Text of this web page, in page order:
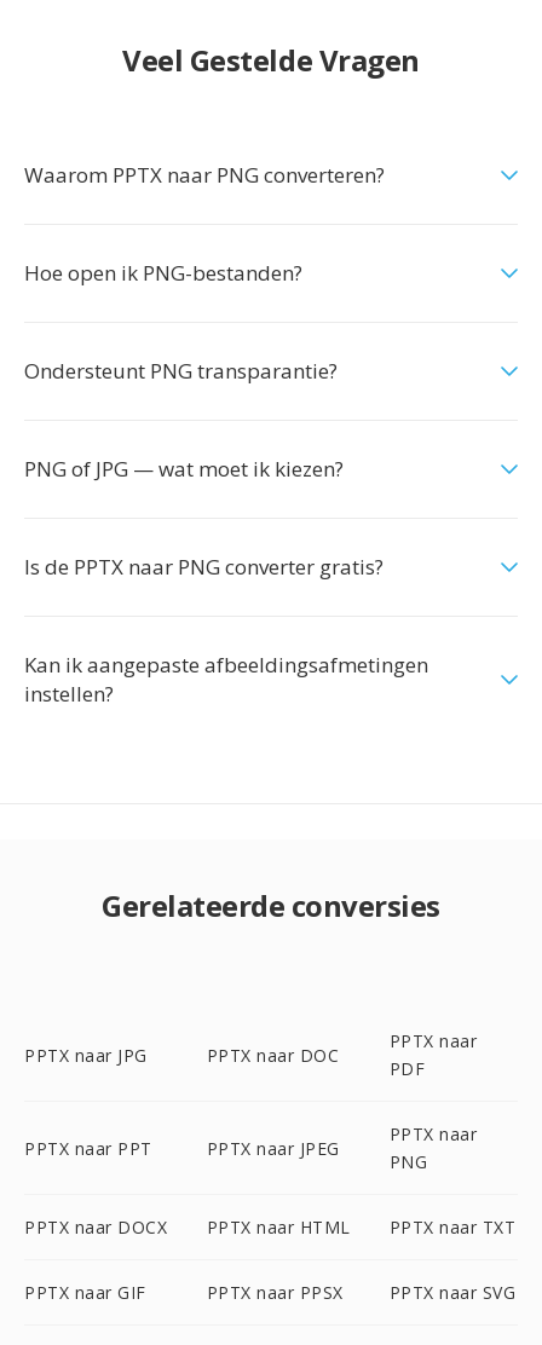
Veel Gestelde Vragen
Waarom PPTX naar PNG converteren?
Hoe open ik PNG-bestanden?
Ondersteunt PNG transparantie?
PNG of JPG — wat moet ik kiezen?
Is de PPTX naar PNG converter gratis?
Kan ik aangepaste afbeeldingsafmetingen
instellen?
Gerelateerde conversies
PPTX naar JPG PPTX naar DOC
PPTX naar
PDF
PPTX naar PPT PPTX naar JPEG
PPTX naar
PNG
PPTX naar DOCX PPTX naar HTML PPTX naar TXT
PPTX naar GIF PPTX naar PPSX PPTX naar SVG